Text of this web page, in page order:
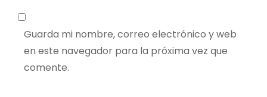
Guarda mi nombre, correo electrónico y web
en este navegador para la próxima vez que
comente.